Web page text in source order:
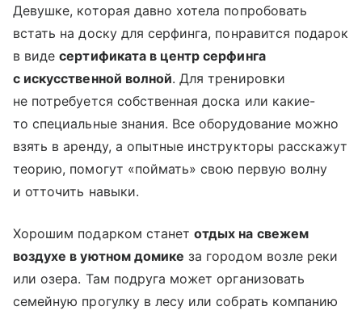
Девушке, которая давно хотела попробовать
встать на доску для серфинга, понравится подарок
в видесертификата в центр серфинга
с искусственной волной. Для тренировки
не потребуется собственная доска или какие-
то специальные знания. Все оборудование можно
взять в аренду, а опытные инструкторы расскажут
теорию, помогут «поймать» свою первую волну
и отточить навыки.
Хорошим подарком станетотдых на свежем
воздухе в уютном домике за городом возле реки
или озера. Там подруга может организовать
семейную прогулку в лесу или собрать компанию